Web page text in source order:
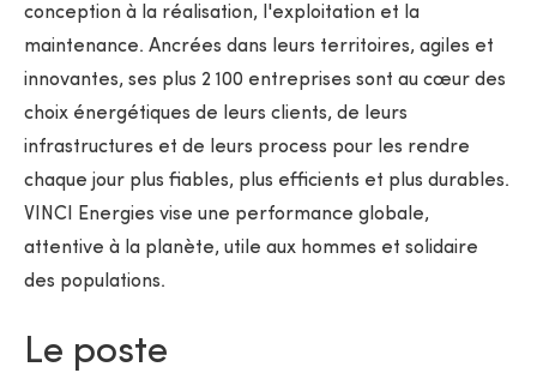
conception à la réalisation, l'exploitation et la
maintenance. Ancrées dans leurs territoires, agiles et
innovantes, ses plus 2 100 entreprises sont au cœur des
choix énergétiques de leurs clients, de leurs
infrastructures et de leurs process pour les rendre
chaque jour plus fiables, plus efficients et plus durables.
VINCI Energies vise une performance globale,
attentive à la planète, utile aux hommes et solidaire
des populations.
Le poste